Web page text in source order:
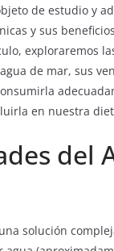
de estudio y
y sus
exploraremos
de mar, sus
en nuestra
del
solución